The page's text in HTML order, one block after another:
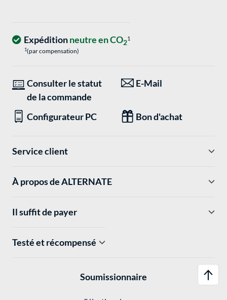
Expéditionneutre en CO21
1(par compensation)
Consulter le statut
de la commande
E-Mail
Configurateur PC Bon d'achat
Service client
À propos de ALTERNATE
Il suffit de payer
Testé et récompensé
Soumissionnaire